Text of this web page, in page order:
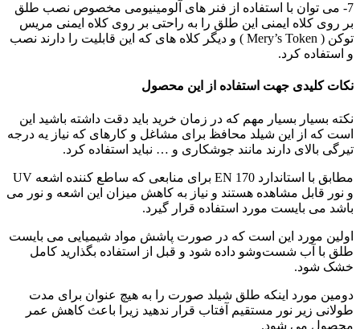
7- می توان با استفاده از فنر های آلومینیومی مخصوص نصب طلق
بر روی کلاه ایمنی این طلق را به راحتی بر روی کلاه ایمنی مریس
توکن ( Mery’s Token ) و دیگر کلاه های که این قابلیت را دارند نصب
و استفاده کرد.
نکات کلیدی جهت استفاده از این محصول
نکته بسیار بسیار مهم که در زمان خرید باید دقت داشته باشید این
است که از این شیلد محافظ برای مشاغل و کارهای که نیاز یه درجه
تیرگی بالای دارند مانند جوشکاری و … نباید استفاده کرد.
مطابق با استاندارد EN 170 برای منابعی که ساطع کننده اشعه UV
و نور قابل مشاهده هستند و نیاز به کاهش میزان این اشعه و نور می
باشد می بایست مورد استفاده قرار گیرد.
اولین مورد این است که در صورت پاشش مواد شیمیایی می بایست
طلق با آب شست‌وشو داده‌ شود و قبل از استفاده بگذارید کامل
خشک شود.
دومین مورد اینکه طلق شیلد صورت را به هیچ عنوان برای مدت
طولانی زیر نور مستقیم آفتاب قرار ندهید زیرا باعث کاهش عمر
محصول می شود.